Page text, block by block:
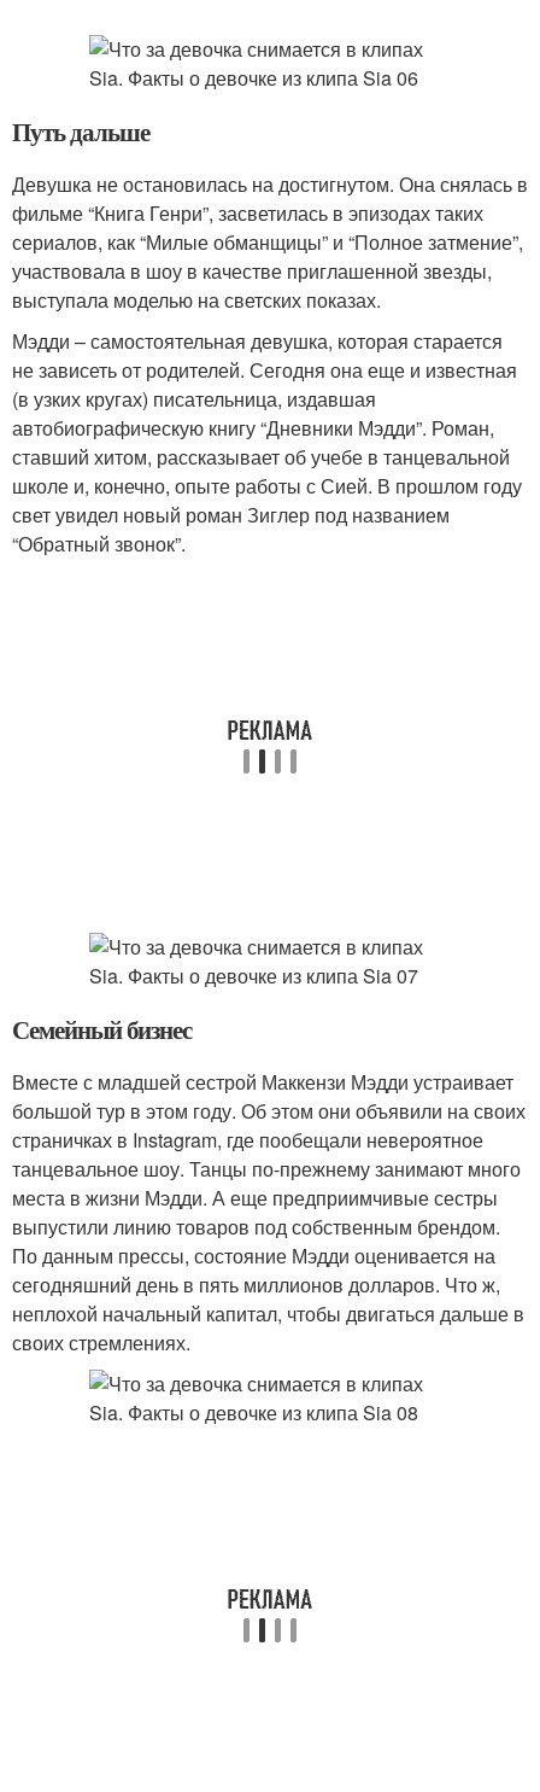
Путь дальше
Девушка не остановилась на достигнутом. Она снялась в
фильме “Книга Генри”, засветилась в эпизодах таких
сериалов, как “Милые обманщицы” и “Полное затмение”,
участвовала в шоу в качестве приглашенной звезды,
выступала моделью на светских показах.
Мэдди – самостоятельная девушка, которая старается
не зависеть от родителей. Сегодня она еще и известная
(в узких кругах) писательница, издавшая
автобиографическую книгу “Дневники Мэдди”. Роман,
ставший хитом, рассказывает об учебе в танцевальной
школе и, конечно, опыте работы с Сией. В прошлом году
свет увидел новый роман Зиглер под названием
“Обратный звонок”.
Семейный бизнес
Вместе с младшей сестрой Маккензи Мэдди устраивает
большой тур в этом году. Об этом они объявили на своих
страничках в Instagram, где пообещали невероятное
танцевальное шоу. Танцы по-прежнему занимают много
места в жизни Мэдди. А еще предприимчивые сестры
выпустили линию товаров под собственным брендом.
По данным прессы, состояние Мэдди оценивается на
сегодняшний день в пять миллионов долларов. Что ж,
неплохой начальный капитал, чтобы двигаться дальше в
своих стремлениях.